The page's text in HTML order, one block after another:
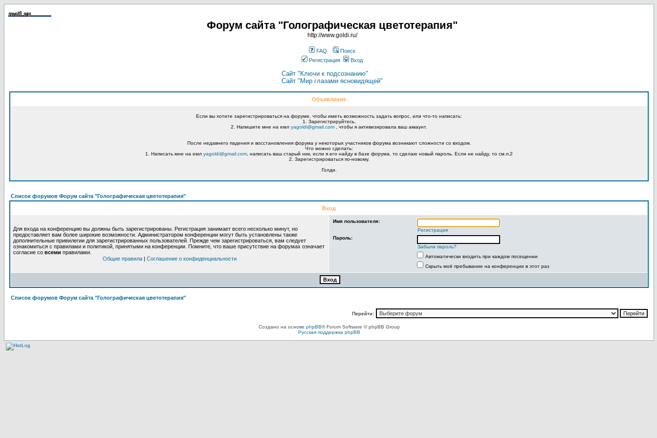
Форум сайта "Голографическая цветотерапия"
http://www.goldi.ru/
FAQ
Поиск
Регистрация
Вход
Сайт "Ключи к подсознанию"
Сайт "Мир глазами ясновидящей"
Объявление
Если вы хотите зарегистрироваться на форуме, чтобы иметь возможность задать вопрос, или что-то написать:
1. Зарегистрируйтесь.
2. Напишите мне на емл yagoldi@gmail.com , чтобы я активизировала ваш аккаунт.
После недавнего падения и восстановления форума у некоторых участников форума возникают сложности со входом.
Что можно сделать:
1. Написать мне на емл yagoldi@gmail.com , написать ваш старый ник, если я его найду в базе форума, то сделаю новый пароль. Если не найду, то см.п.2
2. Зарегистрироваться по-новому.
Голди.
Список форумов Форум сайта "Голографическая цветотерапия"
Вход
Для входа на конференцию вы должны быть зарегистрированы. Регистрация занимает всего несколько минут, но
предоставляет вам более широкие возможности. Администратором конференции могут быть установлены также
дополнительные привилегии для зарегистрированных пользователей. Прежде чем зарегистрироваться, вам следует
ознакомиться с правилами и политикой, принятыми на конференции. Помните, что ваше присутствие на форумах означает
согласие со всеми правилами.
Общие правила | Соглашение о конфиденциальности
Имя пользователя:
Регистрация
Пароль:
Забыли пароль?
Автоматически входить при каждом посещении
Скрыть моё пребывание на конференции в этот раз
Список форумов Форум сайта "Голографическая цветотерапия"
Перейти:
Создано на основе phpBB® Forum Software © phpBB Group
Русская поддержка phpBB